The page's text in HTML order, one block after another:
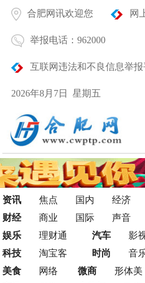
合肥网讯欢迎您 网
举报电话：962000
互联网违法和不良信息举报
2026年8月7日 星期五
资讯 焦点 国内 经济
财经
商业 国际 声音
娱乐
理财通
科技
淘宝客
汽车
影
时尚
音
美食
网络
微商
形体美